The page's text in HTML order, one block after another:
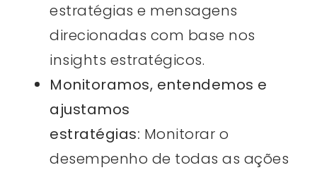
estratégias e mensagens
direcionadas com base nos
insights estratégicos.
Monitoramos, entendemos e
ajustamos
estratégias: Monitorar o
desempenho de todas as ações